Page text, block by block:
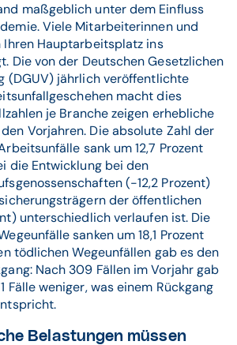
maßgeblich unter dem Einfluss
Viele Mitarbeiterinnen und
Hauptarbeitsplatz ins
Die von der Deutschen Gesetzlichen
(DGUV) jährlich veröffentlichte
macht dies
je Branche zeigen erhebliche
Vorjahren. Die absolute Zahl der
sank um 12,7 Prozent
die Entwicklung bei den
(-12,2 Prozent)
der öffentlichen
unterschiedlich verlaufen ist. Die
sanken um 18,1 Prozent
tödlichen Wegeunfällen gab es den
Nach 309 Fällen im Vorjahr gab
Fälle weniger, was einem Rückgang
Belastungen müssen